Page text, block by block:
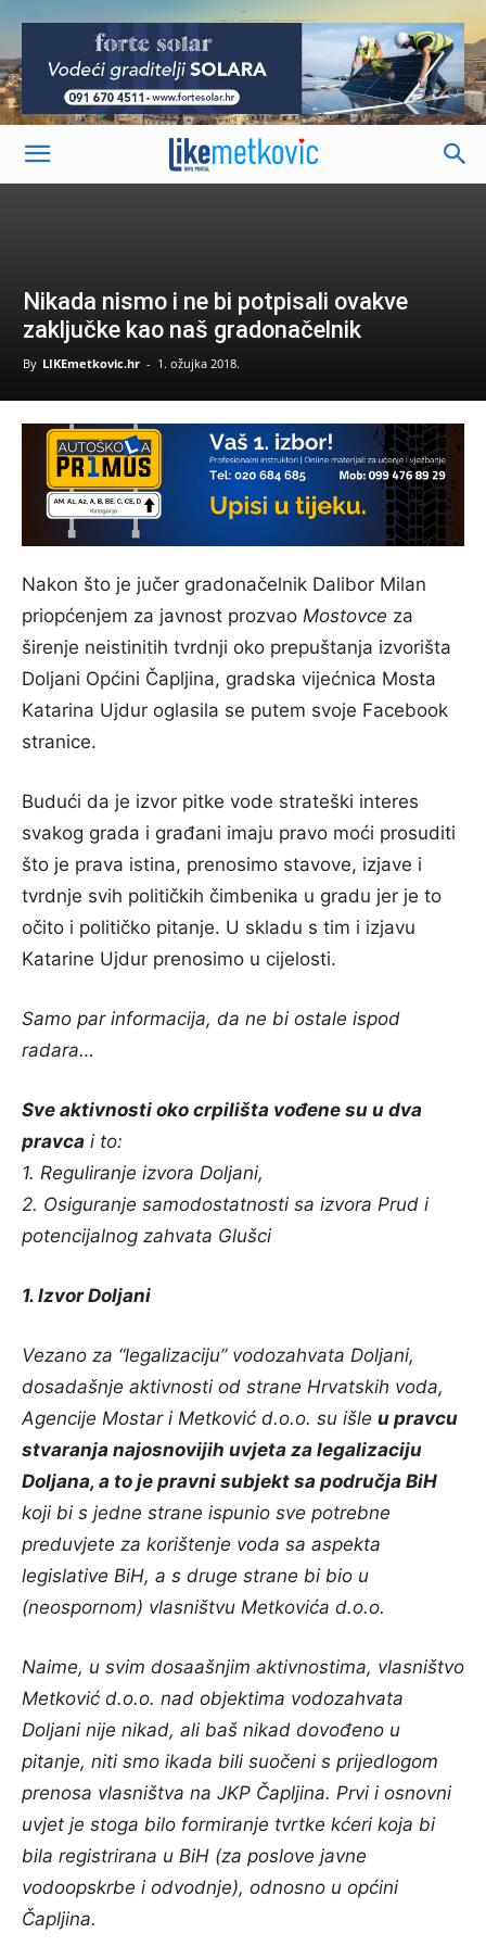
-
Nikada nismo i ne bi potpisali ovakve
zaključke kao naš gradonačelnik
By LIKEmetkovic.hr - 1. ožujka 2018.
Nakon što je jučer gradonačelnik Dalibor Milan
priopćenjem za javnost prozvao Mostovce za
širenje neistinitih tvrdnji oko prepuštanja izvorišta
Doljani Općini Čapljina, gradska vijećnica Mosta
Katarina Ujdur oglasila se putem svoje Facebook
stranice.
Budući da je izvor pitke vode strateški interes
svakog grada i građani imaju pravo moći prosuditi
što je prava istina, prenosimo stavove, izjave i
tvrdnje svih političkih čimbenika u gradu jer je to
očito i političko pitanje. U skladu s tim i izjavu
Katarine Ujdur prenosimo u cijelosti.
Samo par informacija, da ne bi ostale ispod
radara…
Sve aktivnosti oko crpilišta vođene su u dva
pravca i to:
1. Reguliranje izvora Doljani,
2. Osiguranje samodostatnosti sa izvora Prud i
potencijalnog zahvata Glušci
1. Izvor Doljani
Vezano za “legalizaciju” vodozahvata Doljani,
dosadašnje aktivnosti od strane Hrvatskih voda,
Agencije Mostar i Metković d.o.o. su išle u pravcu
stvaranja najosnovijih uvjeta za legalizaciju
Doljana, a to je pravni subjekt sa područja BiH
koji bi s jedne strane ispunio sve potrebne
preduvjete za korištenje voda sa aspekta
legislative BiH, a s druge strane bi bio u
(neospornom) vlasništvu Metkovića d.o.o.
Naime, u svim dosaašnjim aktivnostima, vlasništvo
Metković d.o.o. nad objektima vodozahvata
Doljani nije nikad, ali baš nikad dovođeno u
pitanje, niti smo ikada bili suočeni s prijedlogom
prenosa vlasništva na JKP Čapljina. Prvi i osnovni
uvjet je stoga bilo formiranje tvrtke kćeri koja bi
bila registrirana u BiH (za poslove javne
vodoopskrbe i odvodnje), odnosno u općini
Čapljina.